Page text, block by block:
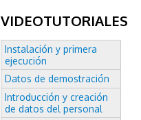
VIDEOTUTORIALES
Instalación y primera
ejecución
Datos de demostración
Introducción y creación
de datos del personal